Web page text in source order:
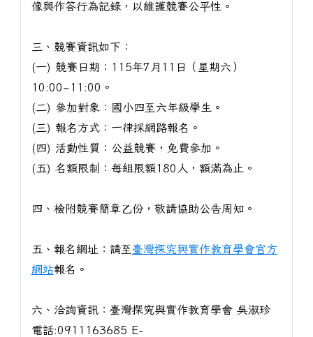
像與作答行為記錄，以維護競賽公平性。
三、競賽資訊如下：
(一) 競賽日期：115年7月11日（星期六）
10:00~11:00。
(二) 參加對象：國小四至六年級學生。
(三) 報名方式：一律採網路報名。
(四) 活動性質：公益競賽，免費參加。
(五) 名額限制：每組限額180人，額滿為止。
四、檢附競賽簡章乙份，敬請協助公告周知。
五、報名網址：請至臺灣探究與實作教育學會官方
網站報名。
六、洽詢資訊：臺灣探究與實作教育學會 吳淑珍
電話:0911163685 E-